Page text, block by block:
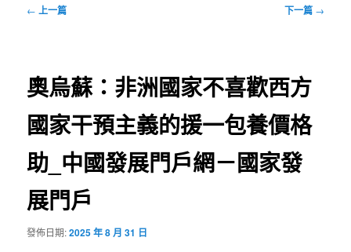
文
← 上一篇 下一篇 →
奧烏蘇：非洲國家不喜歡西方
國家干預主義的援一包養價格
助_中國發展門戶網－國家發
展門戶
發佈日期:2025 年 8 月 31 日